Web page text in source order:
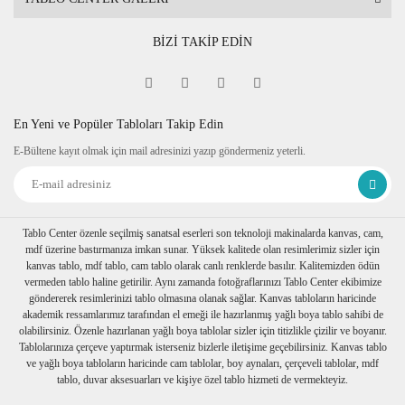
BİZİ TAKİP EDİN
En Yeni ve Popüler Tabloları Takip Edin
E-Bültene kayıt olmak için mail adresinizi yazıp göndermeniz yeterli.
Tablo Center özenle seçilmiş sanatsal eserleri son teknoloji makinalarda kanvas, cam,
mdf üzerine bastırmanıza imkan sunar. Yüksek kalitede olan resimlerimiz sizler için
kanvas tablo, mdf tablo, cam tablo olarak canlı renklerde basılır. Kalitemizden ödün
vermeden tablo haline getirilir. Aynı zamanda fotoğraflarınızı Tablo Center ekibimize
göndererek resimlerinizi tablo olmasına olanak sağlar. Kanvas tabloların haricinde
akademik ressamlarımız tarafından el emeği ile hazırlanmış yağlı boya tablo sahibi de
olabilirsiniz. Özenle hazırlanan yağlı boya tablolar sizler için titizlikle çizilir ve boyanır.
Tablolarınıza çerçeve yaptırmak isterseniz bizlerle iletişime geçebilirsiniz. Kanvas tablo
ve yağlı boya tabloların haricinde cam tablolar, boy aynaları, çerçeveli tablolar, mdf
tablo, duvar aksesuarları ve kişiye özel tablo hizmeti de vermekteyiz.